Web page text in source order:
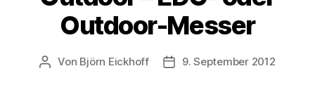
Outdoor-Messer
Beitragsautor
Von Björn Eickhoff Veröffentlichungsdatum
9. September 2012